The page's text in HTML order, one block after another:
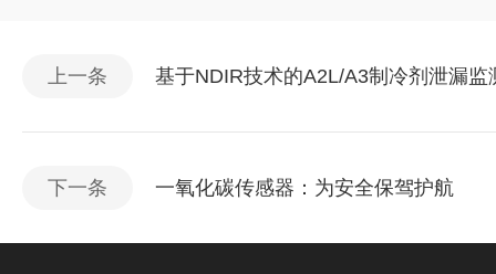
上一条 基于NDIR技术的A2L/A3制冷剂泄漏监
下一条 一氧化碳传感器：为安全保驾护航